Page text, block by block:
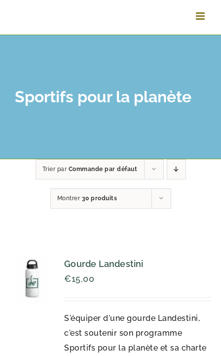
contenu
Sportifs pour la planète
Trier par Commande par défaut
Montrer 30 produits
Gourde Landestini
€15,00
S'équiper d'une gourde Landestini,
c'est soutenir son programme
Sportifs pour la planète et sa charte